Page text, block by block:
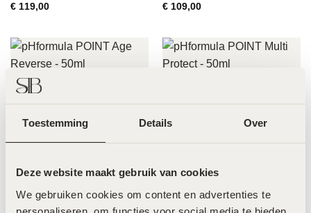
Toestemming Details Over
Deze website maakt gebruik van cookies
We gebruiken cookies om content en advertenties te
€119,00
€109,00
pHformula POINT Age Reverse
pHformula POINT Extra Firm –
Craith Lab Elastin Gen Booster